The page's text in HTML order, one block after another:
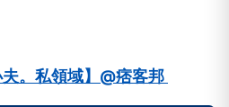
。私領域】@痞客邦